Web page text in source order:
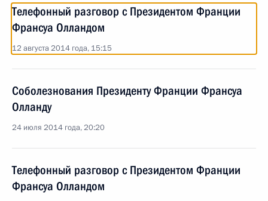
Телефонный разговор с Президентом Франции
Франсуа Олландом
12 августа 2014 года, 15:15
Соболезнования Президенту Франции Франсуа
Олланду
24 июля 2014 года, 20:20
Телефонный разговор с Президентом Франции
Франсуа Олландом